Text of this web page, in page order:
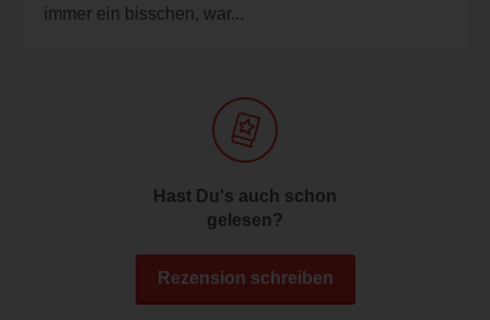
immer ein bisschen, war...
Hast Du's auch schon
gelesen?
Rezension schreiben